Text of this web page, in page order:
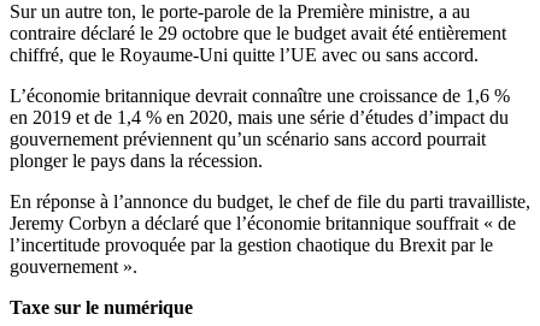
Sur un autre ton, le porte-parole de la Première ministre, a au
contraire déclaré le 29 octobre que le budget avait été entièrement
chiffré, que le Royaume-Uni quitte l’UE avec ou sans accord.
L’économie britannique devrait connaître une croissance de 1,6 %
en 2019 et de 1,4 % en 2020, mais une série d’études d’impact du
gouvernement préviennent qu’un scénario sans accord pourrait
plonger le pays dans la récession.
En réponse à l’annonce du budget, le chef de file du parti travailliste,
Jeremy Corbyn a déclaré que l’économie britannique souffrait « de
l’incertitude provoquée par la gestion chaotique du Brexit par le
gouvernement ».
Taxe sur le numérique